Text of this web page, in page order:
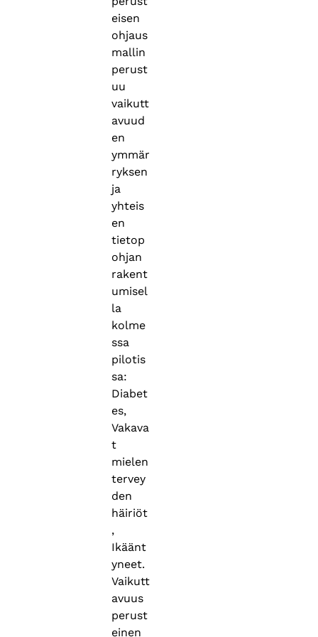
eisen
ohjaus
mallin
perust
uu
vaikutt
avuud
en
ymmär
ryksen
ja
yhteis
en
tietop
ohjan
rakent
umisel
la
kolme
ssa
pilotis
sa:
Diabet
es,
Vakava
t
mielen
tervey
den
häiriöt
,
Ikäänt
yneet.
Vaikutt
avuus
perust
einen